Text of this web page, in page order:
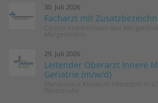
30. Juli 2026
Facharzt mit
29. Juli 2026
Leitender Oberarzt Innere
Geriatrie (m/w/d)